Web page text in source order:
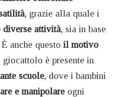
, grazie alla quale i
diverse attività, sia in base
anche questo il motivo
è presente in
scuole, dove i bambini
e manipolare ogni